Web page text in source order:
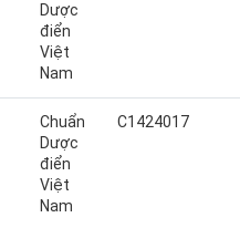
Dược
điển
Việt
Nam
Chuẩn
Dược
điển
Việt
Nam
C1424017